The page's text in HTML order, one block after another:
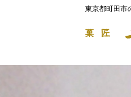
東京都町田市